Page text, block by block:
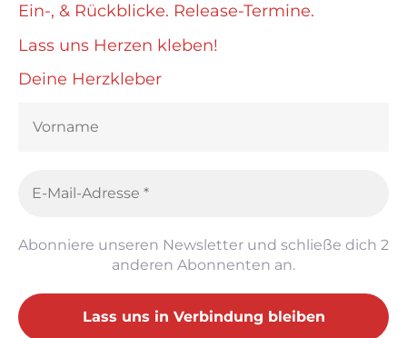
Ein-, & Rückblicke. Release-Termine.
Lass uns Herzen kleben!
Deine Herzkleber
Abonniere unseren Newsletter und schließe dich 2
anderen Abonnenten an.